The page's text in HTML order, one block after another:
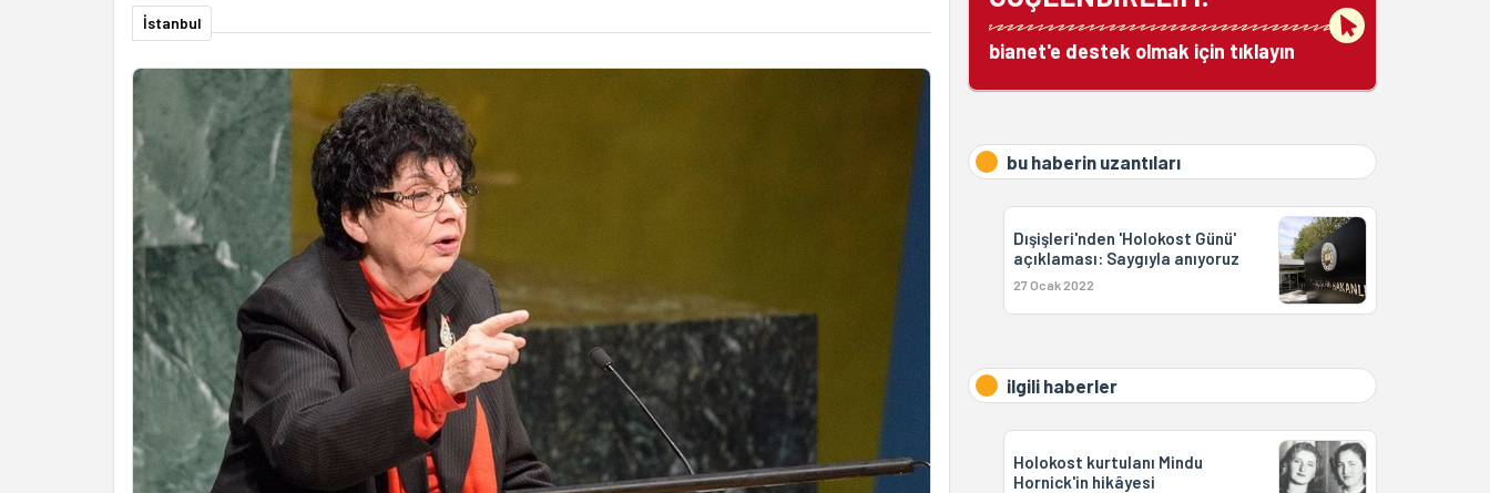
İstanbul
bianet'e destek olmak için tıklayın
bu haberin uzantıları
Dışişleri'nden 'Holokost Günü'
açıklaması: Saygıyla anıyoruz
27 Ocak 2022
ilgili haberler
Holokost kurtulanı Mindu
Hornick'in hikâyesi